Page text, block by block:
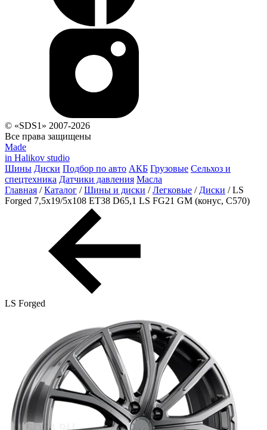
© «SDS1» 2007-2026
Все права защищены
Made
in Halikov studio
Шины Диски Подбор по авто АКБ Грузовые Сельхоз и
спецтехника Датчики давления Масла
Главная / Каталог / Шины и диски / Легковые / Диски / LS
Forged 7,5x19/5x108 ET38 D65,1 LS FG21 GM (конус, C570)
LS Forged